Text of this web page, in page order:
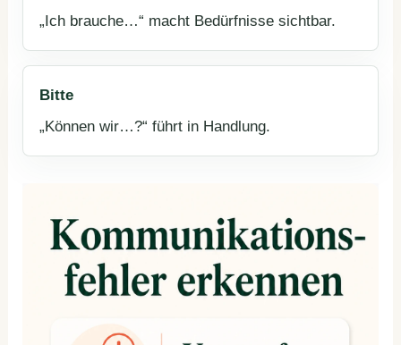
„Ich brauche…“ macht Bedürfnisse sichtbar.
Bitte
„Können wir…?“ führt in Handlung.